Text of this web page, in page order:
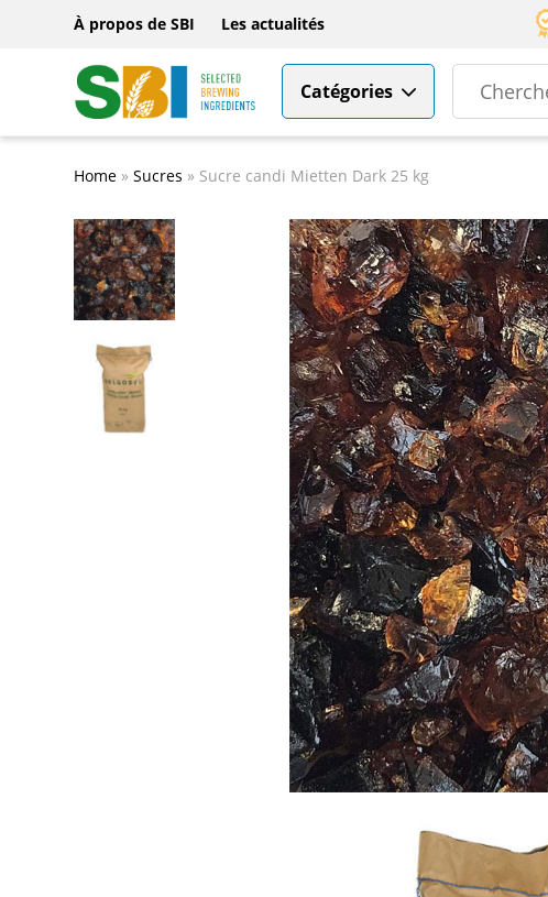
À propos de SBI Les actualités
Catégories
Home » Sucres » Sucre candi Mietten Dark 25 kg